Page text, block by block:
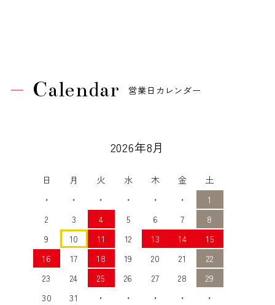
Calendar 営業日カレンダー
2026年8月
日 月 火 水 木 金
土
・
・ ・ ・ ・ ・
1
2
3 4 5 6 7
8
9
10 11 12 13 14
15
16
17 18 19 20 21
22
23
24 25 26 27 28
29
30
31 ・ ・ ・ ・ ・